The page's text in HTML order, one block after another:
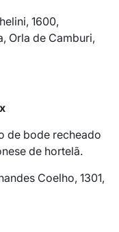
1600,
Orla de Camburi,
de bode recheado
de hortelã.
Coelho, 1301,